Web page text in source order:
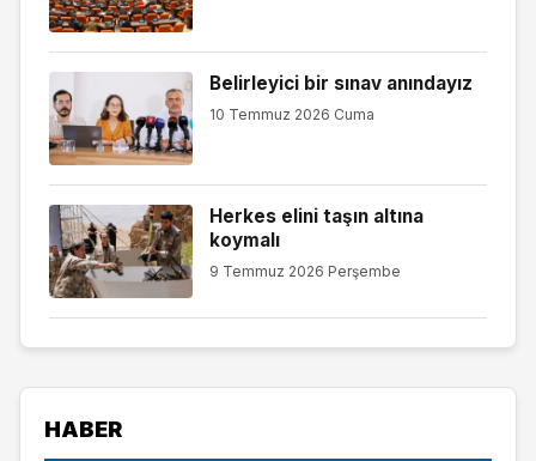
Belirleyici bir sınav anındayız
10 Temmuz 2026 Cuma
Herkes elini taşın altına
koymalı
9 Temmuz 2026 Perşembe
HABER